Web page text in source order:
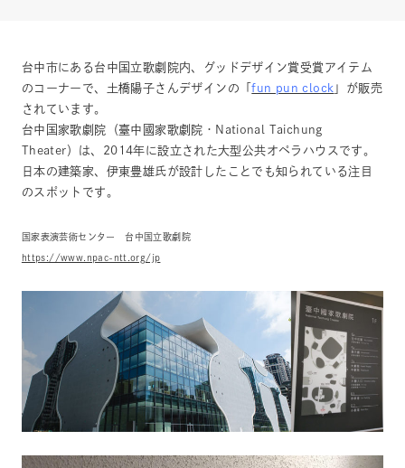
台中市にある台中国立歌劇院内、グッドデザイン賞受賞アイテム
のコーナーで、土橋陽子さんデザインの「fun pun clock 」が販売
されています。
台中国家歌劇院（臺中國家歌劇院・National Taichung
Theater）は、2014年に設立された大型公共オペラハウスです。
日本の建築家、伊東豊雄氏が設計したことでも知られている注目
のスポットです。
国家表演芸術センター 台中国立歌劇院
https://www.npac-ntt.org/jp